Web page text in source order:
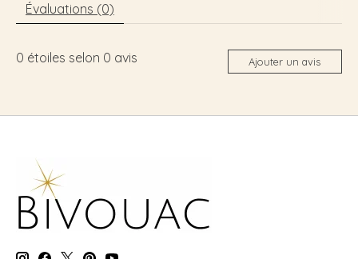
Évaluations (0)
0 étoiles selon 0 avis Ajouter un avis